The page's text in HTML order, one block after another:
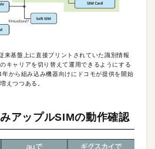
基盤上に直接プリントされていた識別情報
キャリアを切り替えて運用できるようにする
から組み込み機器向けにドコモが提供を開始
えつつある。
アップルSIMの動作確認